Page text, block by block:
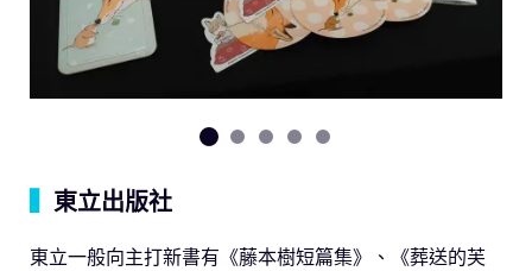
東立出版社
東立一般向主打新書有《藤本樹短篇集》、《葬送的芙